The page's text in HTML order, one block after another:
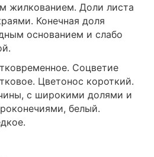
жилкованием. Доли листа
Конечная доля
основанием и слабо
Соцветие
Цветонос короткий.
с широкими долями и
белый.